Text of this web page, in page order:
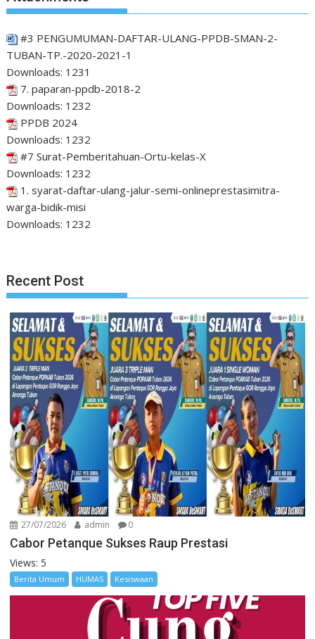
#3 PENGUMUMAN-DAFTAR-ULANG-PPDB-SMAN-2-
TUBAN-TP.-2020-2021-1
Downloads: 1231
7. paparan-ppdb-2018-2
Downloads: 1232
PPDB 2024
Downloads: 1232
#7 Surat-Pemberitahuan-Ortu-kelas-X
Downloads: 1232
1. syarat-daftar-ulang-jalur-semi-onlineprestasimitra-
warga-bidik-misi
Downloads: 1232
Recent Post
27/07/2026 admin 0
Cabor Petanque Sukses Raup Prestasi
Views: 5
Berita Umum HUMAS Kesiswaan